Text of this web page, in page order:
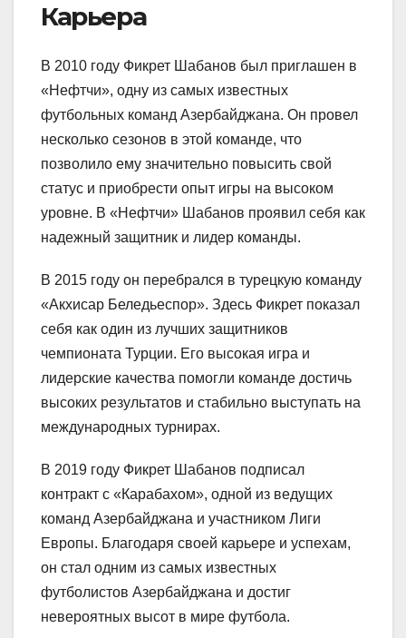
Карьера
В 2010 году Фикрет Шабанов был приглашен в
«Нефтчи», одну из самых известных
футбольных команд Азербайджана. Он провел
несколько сезонов в этой команде, что
позволило ему значительно повысить свой
статус и приобрести опыт игры на высоком
уровне. В «Нефтчи» Шабанов проявил себя как
надежный защитник и лидер команды.
В 2015 году он перебрался в турецкую команду
«Акхисар Беледьеспор». Здесь Фикрет показал
себя как один из лучших защитников
чемпионата Турции. Его высокая игра и
лидерские качества помогли команде достичь
высоких результатов и стабильно выступать на
международных турнирах.
В 2019 году Фикрет Шабанов подписал
контракт с «Карабахом», одной из ведущих
команд Азербайджана и участником Лиги
Европы. Благодаря своей карьере и успехам,
он стал одним из самых известных
футболистов Азербайджана и достиг
невероятных высот в мире футбола.